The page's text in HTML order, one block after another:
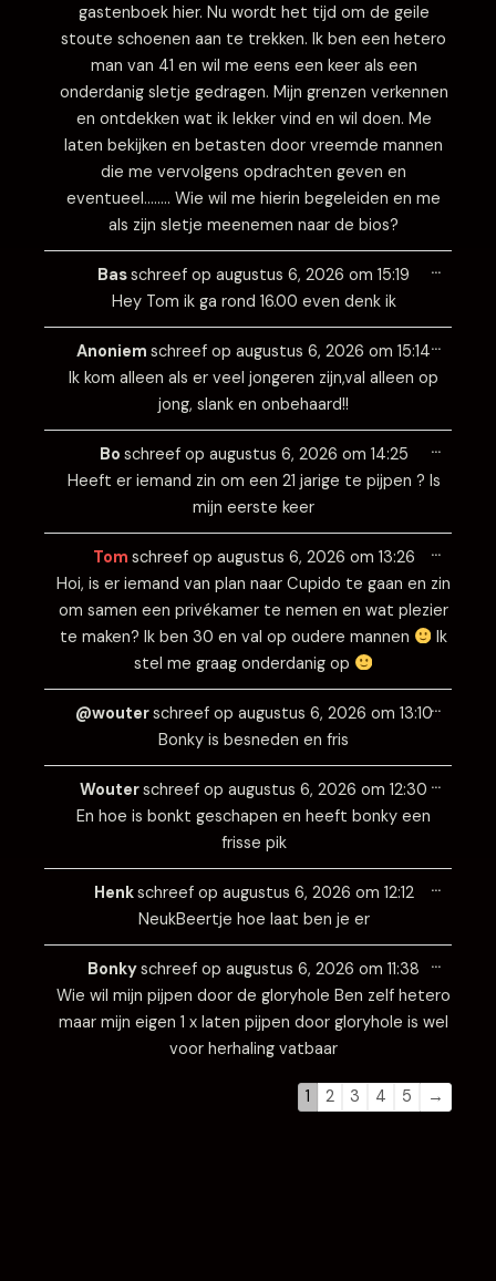
gastenboek hier. Nu wordt het tijd om de geile
stoute schoenen aan te trekken. Ik ben een hetero
man van 41 en wil me eens een keer als een
onderdanig sletje gedragen. Mijn grenzen verkennen
en ontdekken wat ik lekker vind en wil doen. Me
laten bekijken en betasten door vreemde mannen
die me vervolgens opdrachten geven en
eventueel…….. Wie wil me hierin begeleiden en me
als zijn sletje meenemen naar de bios?
Basschreef op augustus 6, 2026 om 15:19
Hey Tom ik ga rond 16.00 even denk ik
…
Wissel
deze
Anoniem schreef op augustus 6, 2026 om 15:14
Ik kom alleen als er veel jongeren zijn,val alleen op
jong, slank en onbehaard!!
…
Wissel
deze
Bo schreef op augustus 6, 2026 om 14:25
Heeft er iemand zin om een 21 jarige te pijpen ? Is
mijn eerste keer
…
Wissel
deze
Tom schreef op augustus 6, 2026 om 13:26
Hoi, is er iemand van plan naar Cupido te gaan en zin
om samen een privékamer te nemen en wat plezier
te maken? Ik ben 30 en val op oudere mannen
Ik
stel me graag onderdanig op
…
Wissel
deze
@wouterschreef op augustus 6, 2026 om 13:10
Bonky is besneden en fris
…
Wissel
deze
Wouterschreef op augustus 6, 2026 om 12:30
En hoe is bonkt geschapen en heeft bonky een
frisse pik
…
Wissel
deze
Henkschreef op augustus 6, 2026 om 12:12
NeukBeertje hoe laat ben je er
…
Wissel
deze
Bonkyschreef op augustus 6, 2026 om 11:38
Wie wil mijn pijpen door de gloryhole Ben zelf hetero
maar mijn eigen 1 x laten pijpen door gloryhole is wel
voor herhaling vatbaar
…
Wissel
deze
1 2 3 4 5 →